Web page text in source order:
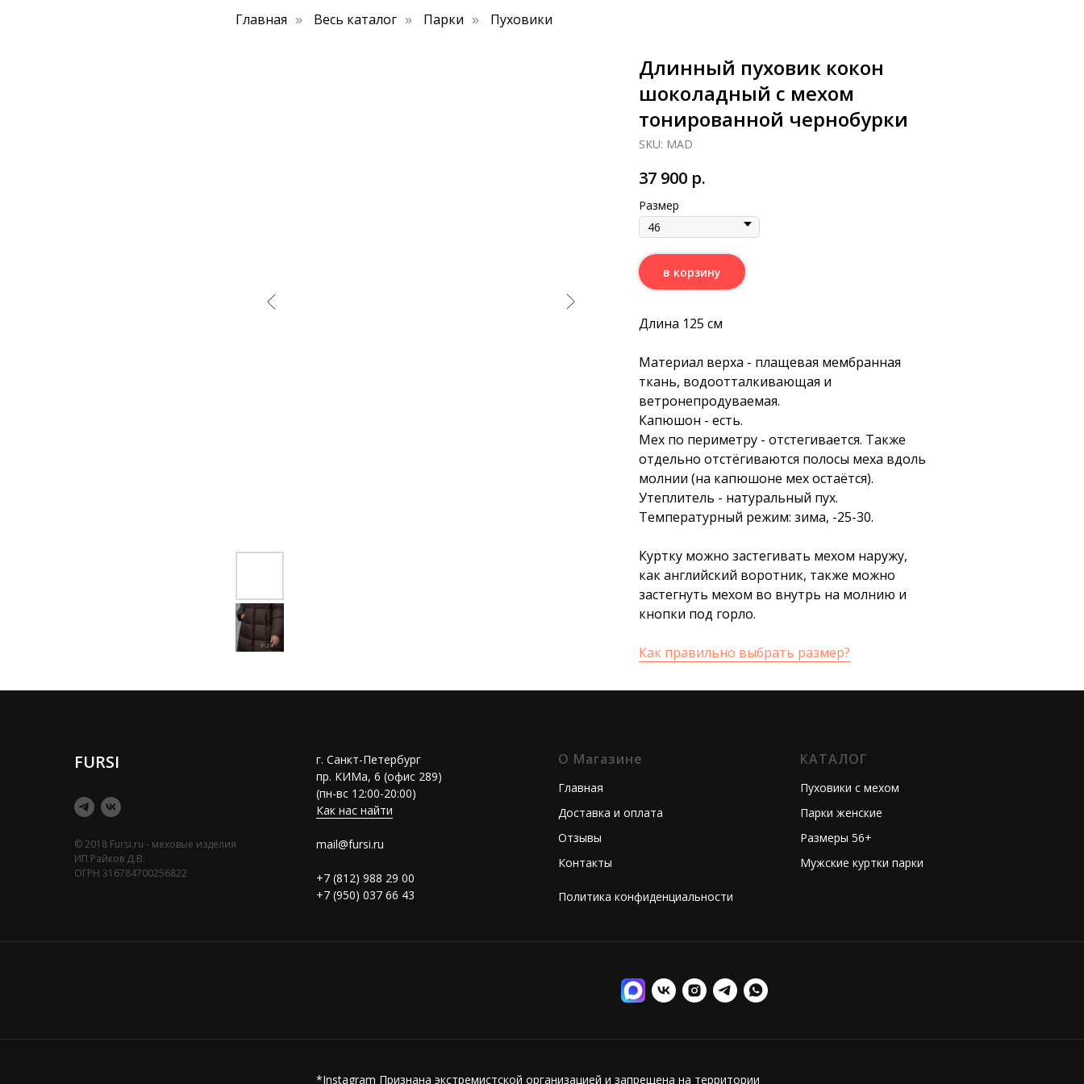
Главная » Весь каталог » Парки » Пуховики
Длинный пуховик кокон
шоколадный с мехом
тонированной чернобурки
SKU: MAD
37 900 р.
Размер
в корзину
Длина 125 см
Материал верха - плащевая мембранная
ткань, водоотталкивающая и
ветронепродуваемая.
Капюшон - есть.
Мех по периметру - отстегивается. Также
отдельно отстёгиваются полосы меха вдоль
молнии (на капюшоне мех остаётся).
Утеплитель - натуральный пух.
Температурный режим: зима, -25-30.
Куртку можно застегивать мехом наружу,
как английский воротник, также можно
застегнуть мехом во внутрь на молнию и
кнопки под горло.
Как правильно выбрать размер?
FURSI
© 2018 Fursi.ru - меховые изделия
ИП Райков Д.В.
ОГРН 316784700256822
г. Санкт-Петербург
пр. КИМа, 6 (офис 289)
(пн-вс 12:00-20:00)
Как нас найти
mail@fursi.ru
+7 (812) 988 29 00
+7 (950) 037 66 43
О Магазине
Главная
Доставка и оплата
Отзывы
Контакты
Политика конфиденциальности
КАТАЛОГ
Пуховики с мехом
Парки женские
Размеры 56+
Мужские куртки парки
*Instagram Признана экстремистской организацией и запрещена на территории